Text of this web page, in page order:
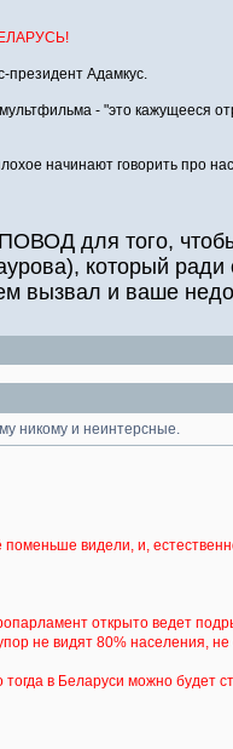
президент Адамкус.
- "это кажущееся
начинают говорить про
для того,
который
вызвал и ваше
никому и неинтерсные.
видели, и,
открыто ведет
не видят 80% населения,
в Беларуси можно будет